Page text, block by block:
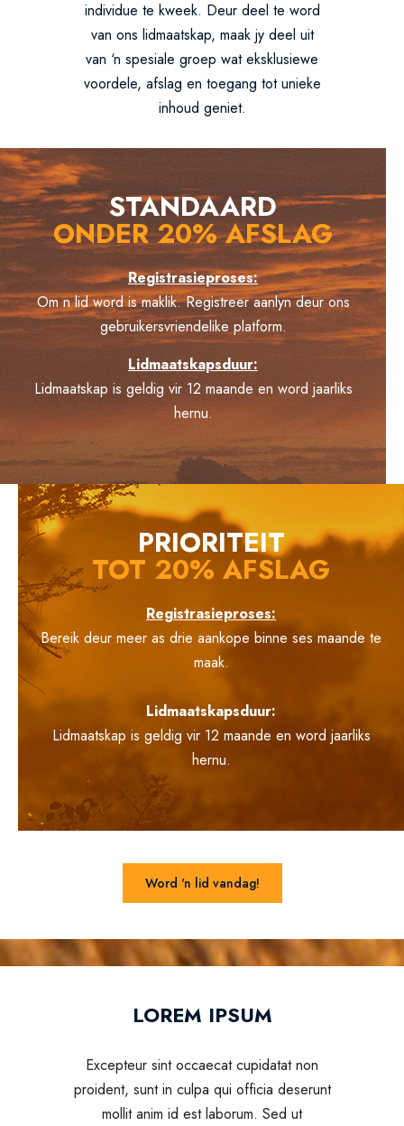
individue te kweek. Deur deel te word
van ons lidmaatskap, maak jy deel uit
van ‘n spesiale groep wat eksklusiewe
voordele, afslag en toegang tot unieke
inhoud geniet.
STANDAARD
ONDER 20% AFSLAG
Registrasieproses:
Om n lid word is maklik. Registreer aanlyn deur ons
gebruikersvriendelike platform.
Lidmaatskapsduur:
Lidmaatskap is geldig vir 12 maande en word jaarliks
hernu.
PRIORITEIT
TOT 20% AFSLAG
Registrasieproses:
Bereik deur meer as drie aankope binne ses maande te
maak.
Lidmaatskapsduur:
Lidmaatskap is geldig vir 12 maande en word jaarliks
hernu.
Word 'n lid vandag!
LOREM IPSUM
Excepteur sint occaecat cupidatat non
proident, sunt in culpa qui officia deserunt
mollit anim id est laborum. Sed ut